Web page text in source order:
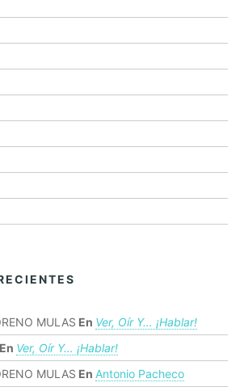
MULAS En Ver, Oír Y… ¡hablar!
En Ver, Oír Y… ¡hablar!
MULAS En Antonio Pacheco